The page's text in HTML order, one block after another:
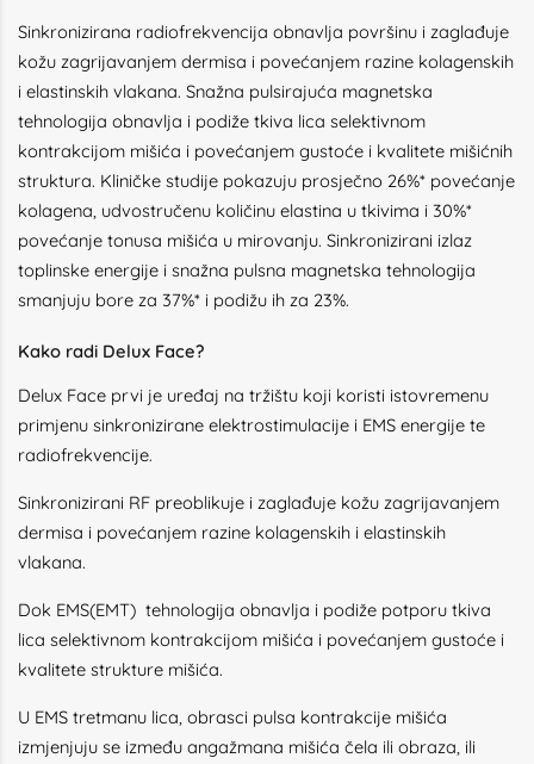
Sinkronizirana radiofrekvencija obnavlja površinu i zaglađuje
kožu zagrijavanjem dermisa i povećanjem razine kolagenskih
i elastinskih vlakana. Snažna pulsirajuća magnetska
tehnologija obnavlja i podiže tkiva lica selektivnom
kontrakcijom mišića i povećanjem gustoće i kvalitete mišićnih
struktura. Kliničke studije pokazuju prosječno 26%* povećanje
kolagena, udvostručenu količinu elastina u tkivima i 30%*
povećanje tonusa mišića u mirovanju. Sinkronizirani izlaz
toplinske energije i snažna pulsna magnetska tehnologija
smanjuju bore za 37%* i podižu ih za 23%.
Kako radi Delux Face?
Delux Face prvi je uređaj na tržištu koji koristi istovremenu
primjenu sinkronizirane elektrostimulacije i EMS energije te
radiofrekvencije.
Sinkronizirani RF preoblikuje i zaglađuje kožu zagrijavanjem
dermisa i povećanjem razine kolagenskih i elastinskih
vlakana.
Dok EMS(EMT) tehnologija obnavlja i podiže potporu tkiva
lica selektivnom kontrakcijom mišića i povećanjem gustoće i
kvalitete strukture mišića.
U EMS tretmanu lica, obrasci pulsa kontrakcije mišića
izmjenjuju se između angažmana mišića čela ili obraza, ili